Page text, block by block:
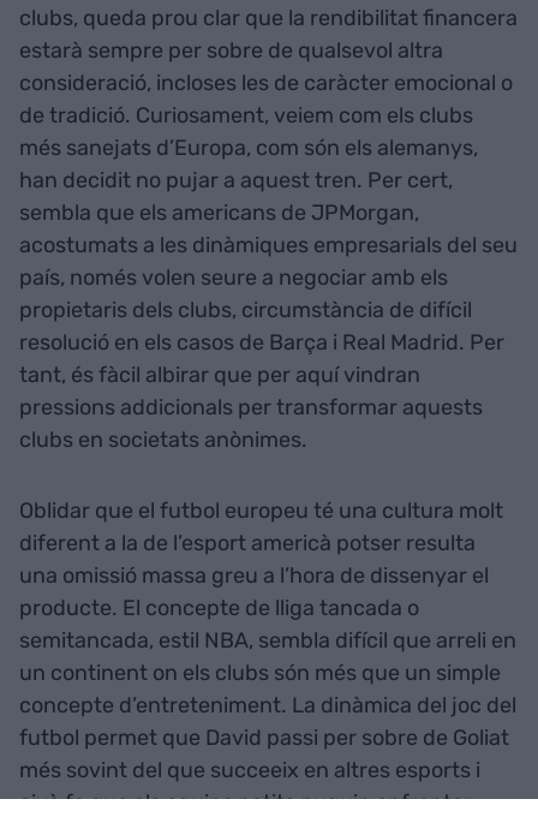
clubs, queda prou clar que la rendibilitat financera
estarà sempre per sobre de qualsevol altra
consideració, incloses les de caràcter emocional o
de tradició. Curiosament, veiem com els clubs
més sanejats d’Europa, com són els alemanys,
han decidit no pujar a aquest tren. Per cert,
sembla que els americans de JPMorgan,
acostumats a les dinàmiques empresarials del seu
país, només volen seure a negociar amb els
propietaris dels clubs, circumstància de difícil
resolució en els casos de Barça i Real Madrid. Per
tant, és fàcil albirar que per aquí vindran
pressions addicionals per transformar aquests
clubs en societats anònimes.
Oblidar que el futbol europeu té una cultura molt
diferent a la de l’esport americà potser resulta
una omissió massa greu a l’hora de dissenyar el
producte. El concepte de lliga tancada o
semitancada, estil NBA, sembla difícil que arreli en
un continent on els clubs són més que un simple
concepte d’entreteniment. La dinàmica del joc del
futbol permet que David passi per sobre de Goliat
més sovint del que succeeix en altres esports i
això fa que els equips petits puguin enfrontar